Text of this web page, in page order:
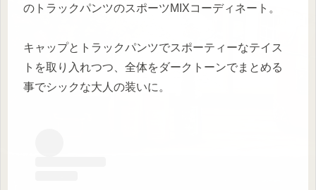
のトラックパンツのスポーツMIXコーディネート。
キャップとトラックパンツでスポーティーなテイス
トを取り入れつつ、全体をダークトーンでまとめる
事でシックな大人の装いに。